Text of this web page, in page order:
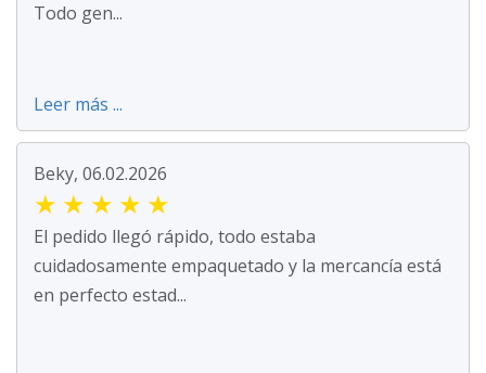
Todo gen...
Leer más ...
Beky, 06.02.2026
★ ★ ★ ★ ★
El pedido llegó rápido, todo estaba
cuidadosamente empaquetado y la mercancía está
en perfecto estad...